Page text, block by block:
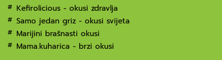
Kefirolicious - okusi zdravlja
Samo jedan griz - okusi svijeta
Marijini brašnasti okusi
Mama.kuharica - brzi okusi